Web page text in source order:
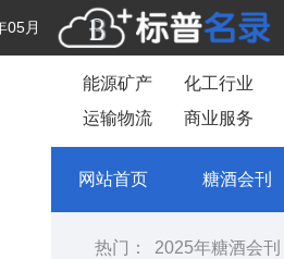
05月
能源矿产 化工行业
运输物流
商业服务
网站首页 糖酒会刊
热门： 2025年糖酒会刊